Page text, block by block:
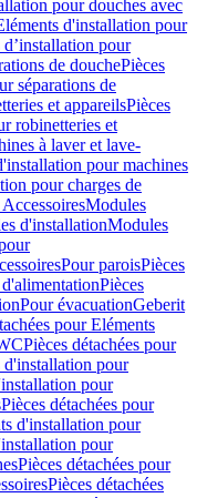
pour douches avec
d'installation pour
d’installation pour
de douchePièces
séparations de
et appareilsPièces
robinetteries et
à laver et lave-
pour machines
pour charges de
Modules
d'installationModules
Pour paroisPièces
Pièces
Pour évacuationGeberit
pour Eléments
Pièces détachées pour
d'installation pour
pour
Pièces détachées pour
d'installation pour
pour
Pièces détachées pour
Pièces détachées